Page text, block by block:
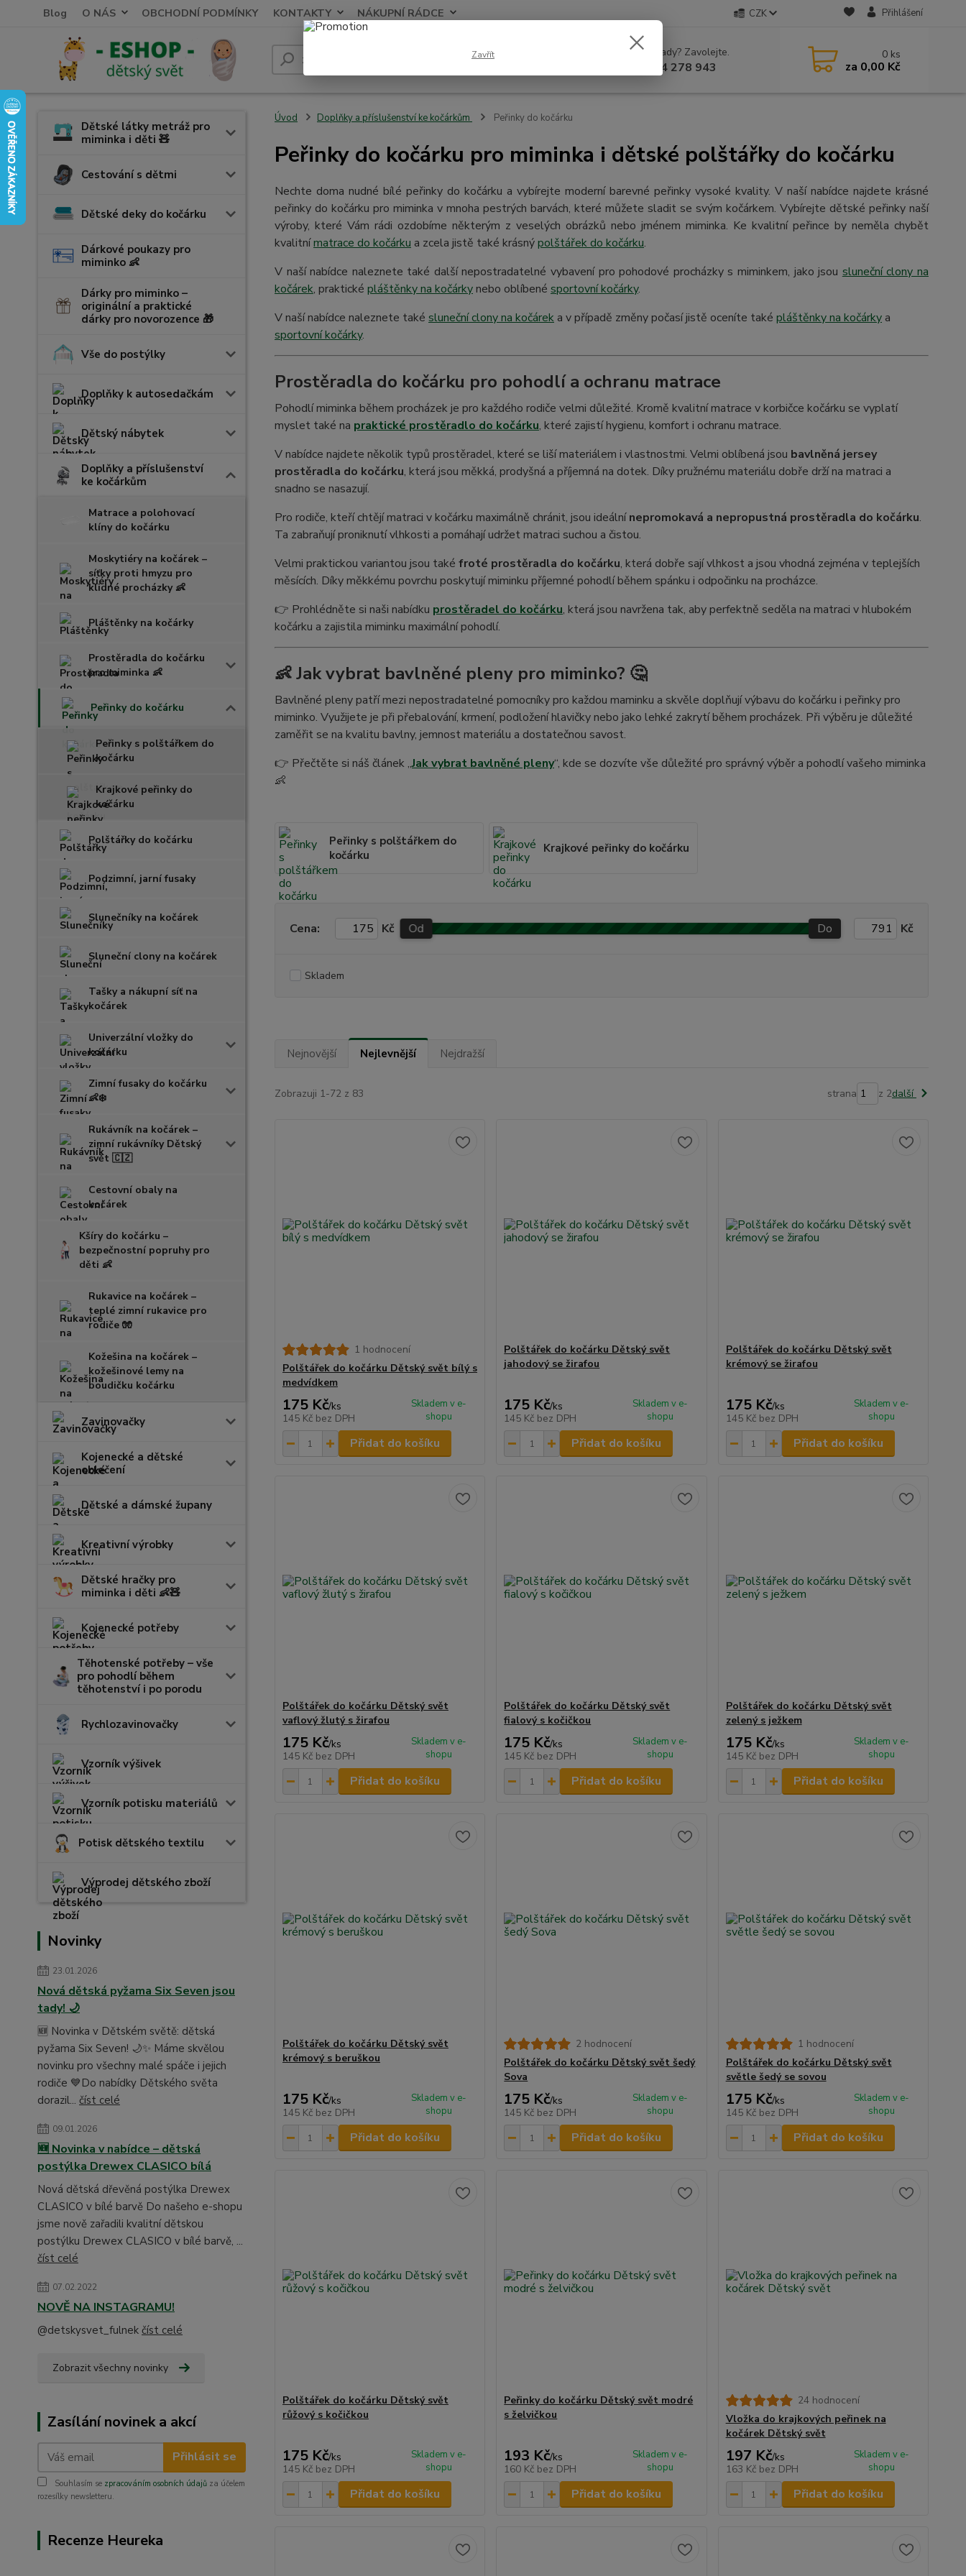
Blog O NÁS OBCHODNÍ PODMÍNKY KONTAKTY NÁKUPNÍ RÁDCE CZK Přihlášení
Hledat Nevíte si rady? Zavolejte.
+420 604 278 943
0 ks
za 0,00 Kč
Dětské látky metráž pro
miminka i děti 🧸
Cestování s dětmi
Dětské deky do kočárku
Dárkové poukazy pro
miminko 👶
Dárky pro miminko –
originální a praktické
dárky pro novorozence 🎁
Vše do postýlky
Doplňky k autosedačkám
Dětský nábytek
Doplňky a příslušenství
ke kočárkům
Matrace a polohovací
klíny do kočárku
Moskytiéry na kočárek –
síťky proti hmyzu pro
klidné procházky 👶
Pláštěnky na kočárky
Prostěradla do kočárku
pro miminka 👶
Peřinky do kočárku
Peřinky s polštářkem do
kočárku
Krajkové peřinky do
kočárku
Polštářky do kočárku
Podzimní, jarní fusaky
Slunečníky na kočárek
Sluneční clony na kočárek
Tašky a nákupní síť na
kočárek
Univerzální vložky do
kočárku
Zimní fusaky do kočárku
👶❄️
Rukávník na kočárek –
zimní rukávníky Dětský
svět 🇨🇿
Cestovní obaly na
kočárek
Kšíry do kočárku –
bezpečnostní popruhy pro
děti 👶
Rukavice na kočárek –
teplé zimní rukavice pro
rodiče 🧤
Kožešina na kočárek –
kožešinové lemy na
boudičku kočárku
Zavinovačky
Kojenecké a dětské
oblečení
Dětské a dámské župany
Kreativní výrobky
Dětské hračky pro
miminka i děti 👶🧸
Kojenecké potřeby
Těhotenské potřeby – vše
pro pohodlí během
těhotenství i po porodu
Rychlozavinovačky
Vzorník výšivek
Vzorník potisku materiálů
Potisk dětského textilu
Výprodej dětského zboží
Novinky
23.01.2026
Nová dětská pyžama Six Seven jsou
tady! 🌙
🆕 Novinka v Dětském světě: dětská
pyžama Six Seven! 🌙✨ Máme skvělou
novinku pro všechny malé spáče i jejich
rodiče 💙Do nabídky Dětského světa
dorazil... číst celé
09.01.2026
🆕 Novinka v nabídce – dětská
postýlka Drewex CLASICO bílá
Nová dětská dřevěná postýlka Drewex
CLASICO v bílé barvě Do našeho e-shopu
jsme nově zařadili kvalitní dětskou
postýlku Drewex CLASICO v bílé barvě, ...
číst celé
07.02.2022
NOVĚ NA INSTAGRAMU!
@detskysvet_fulnek číst celé
Zobrazit všechny novinky
Zasílání novinek a akcí
Přihlásit se
Souhlasím se zpracováním osobních údajů za účelem
rozesílky newsletteru.
Recenze Heureka
Úvod Doplňky a příslušenství ke kočárkům Peřinky do kočárku
Peřinky do kočárku pro miminka i dětské polštářky do kočárku
Nechte doma nudné bílé peřinky do kočárku a vybírejte moderní barevné peřinky vysoké kvality. V naší nabídce najdete krásné
peřinky do kočárku pro miminka v mnoha pestrých barvách, které můžete sladit se svým kočárkem. Vybírejte dětské peřinky naší
výroby, které Vám rádi ozdobíme některým z veselých obrázků nebo jménem miminka. Ke kvalitní peřince by neměla chybět
kvalitnímatrace do kočárku a zcela jistě také krásnýpolštářek do kočárku.
V naší nabídce naleznete také další nepostradatelné vybavení pro pohodové procházky s miminkem, jako jsou sluneční clony na
kočárek, praktické pláštěnky na kočárkynebo oblíbené sportovní kočárky.
V naší nabídce naleznete také sluneční clony na kočáreka v případě změny počasí jistě oceníte také pláštěnky na kočárkya
sportovní kočárky.
Prostěradla do kočárku pro pohodlí a ochranu matrace
Pohodlí miminka během procházek je pro každého rodiče velmi důležité. Kromě kvalitní matrace v korbičce kočárku se vyplatí
myslet také na praktické prostěradlo do kočárku, které zajistí hygienu, komfort i ochranu matrace.
V nabídce najdete několik typů prostěradel, které se liší materiálem i vlastnostmi. Velmi oblíbená jsou bavlněná jersey
prostěradla do kočárku, která jsou měkká, prodyšná a příjemná na dotek. Díky pružnému materiálu dobře drží na matraci a
snadno se nasazují.
Pro rodiče, kteří chtějí matraci v kočárku maximálně chránit, jsou ideálnínepromokavá a nepropustná prostěradla do kočárku.
Ta zabraňují proniknutí vlhkosti a pomáhají udržet matraci suchou a čistou.
Velmi praktickou variantou jsou také froté prostěradla do kočárku, která dobře sají vlhkost a jsou vhodná zejména v teplejších
měsících. Díky měkkému povrchu poskytují miminku příjemné pohodlí během spánku i odpočinku na procházce.
👉 Prohlédněte si naši nabídku prostěradel do kočárku, která jsou navržena tak, aby perfektně seděla na matraci v hlubokém
kočárku a zajistila miminku maximální pohodlí.
👶 Jak vybrat bavlněné pleny pro miminko? 🤔
Bavlněné pleny patří mezi nepostradatelné pomocníky pro každou maminku a skvěle doplňují výbavu do kočárku i peřinky pro
miminko. Využijete je při přebalování, krmení, podložení hlavičky nebo jako lehké zakrytí během procházek. Při výběru je důležité
zaměřit se na kvalitu bavlny, jemnost materiálu a dostatečnou savost.
👉 Přečtěte si náš článek „Jak vybrat bavlněné pleny“, kde se dozvíte vše důležité pro správný výběr a pohodlí vašeho miminka
👶
Peřinky s polštářkem do
kočárku
Krajkové peřinky do kočárku
Cena: Kč Od Do Kč
Skladem
Nejnovější Nejlevnější Nejdražší
Zobrazuji 1-72 z 83 strana z 2další
1 hodnocení
Polštářek do kočárku Dětský svět bílý s
medvídkem
175 Kč/ks
145 Kč bez DPH
Skladem v e-
shopu
Přidat do košíku
Polštářek do kočárku Dětský svět
jahodový se žirafou
175 Kč/ks
145 Kč bez DPH
Skladem v e-
shopu
Přidat do košíku
Polštářek do kočárku Dětský svět
krémový se žirafou
175 Kč/ks
145 Kč bez DPH
Skladem v e-
shopu
Přidat do košíku
Polštářek do kočárku Dětský svět
vaflový žlutý s žirafou
175 Kč/ks
145 Kč bez DPH
Skladem v e-
shopu
Přidat do košíku
Polštářek do kočárku Dětský svět
fialový s kočičkou
175 Kč/ks
145 Kč bez DPH
Skladem v e-
shopu
Přidat do košíku
Polštářek do kočárku Dětský svět
zelený s ježkem
175 Kč/ks
145 Kč bez DPH
Skladem v e-
shopu
Přidat do košíku
Polštářek do kočárku Dětský svět
krémový s beruškou
175 Kč/ks
145 Kč bez DPH
Skladem v e-
shopu
Přidat do košíku
2 hodnocení
Polštářek do kočárku Dětský svět šedý
Sova
175 Kč/ks
145 Kč bez DPH
Skladem v e-
shopu
Přidat do košíku
1 hodnocení
Polštářek do kočárku Dětský svět
světle šedý se sovou
175 Kč/ks
145 Kč bez DPH
Skladem v e-
shopu
Přidat do košíku
Polštářek do kočárku Dětský svět
růžový s kočičkou
175 Kč/ks
145 Kč bez DPH
Skladem v e-
shopu
Přidat do košíku
Peřinky do kočárku Dětský svět modré
s želvičkou
193 Kč/ks
160 Kč bez DPH
Skladem v e-
shopu
Přidat do košíku
24 hodnocení
Vložka do krajkových peřinek na
kočárek Dětský svět
197 Kč/ks
163 Kč bez DPH
Skladem v e-
shopu
Přidat do košíku
Zavřít